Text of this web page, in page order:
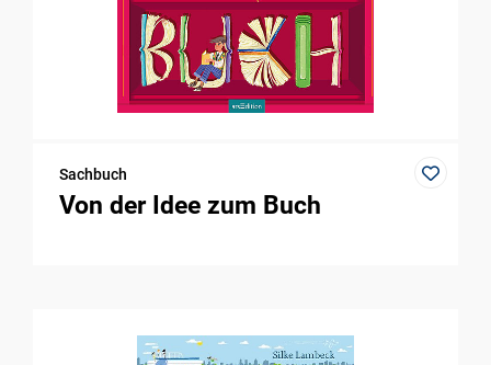
Sachbuch
Von der Idee zum Buch